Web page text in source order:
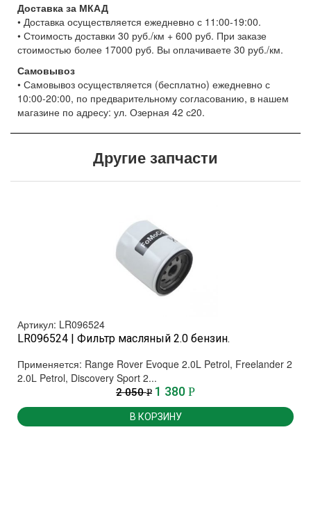
Доставка за МКАД
• Доставка осуществляется ежедневно с 11:00-19:00.
• Стоимость доставки 30 руб./км + 600 руб. При заказе
стоимостью более 17000 руб. Вы оплачиваете 30 руб./км.
Самовывоз
• Самовывоз осуществляется (бесплатно) ежедневно с
10:00-20:00, по предварительному согласованию, в нашем
магазине по адресу: ул. Озерная 42 с20.
Другие запчасти
Артикул: LR096524
LR096524 | Фильтр масляный 2.0 бензин.
Применяется: Range Rover Evoque 2.0L Petrol, Freelander 2
2.0L Petrol, Discovery Sport 2...
2 050Р 1 380 Р
В КОРЗИНУ